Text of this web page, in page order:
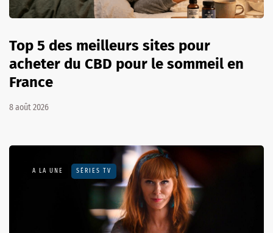
Top 5 des meilleurs sites pour
acheter du CBD pour le sommeil en
France
8 août 2026
A LA UNE SÉRIES TV